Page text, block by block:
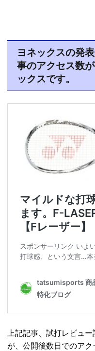
ヨネックスの発
事のアクセス数
ックスです。
上記記事、試打レビュ
が、公開後数日でのアク